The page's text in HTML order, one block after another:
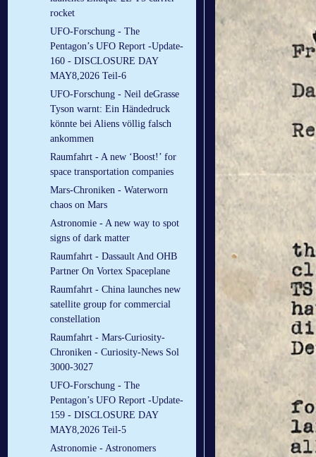
rocket
UFO-Forschung - The
Pentagon’s UFO Report -Update-
160 - DISCLOSURE DAY
MAY8,2026 Teil-6
UFO-Forschung - Neil deGrasse
Tyson warnt: Ein Händedruck
könnte bei Aliens völlig falsch
ankommen
Raumfahrt - A new ‘Boost!’ for
space transportation companies
Mars-Chroniken - Waterworn
chaos on Mars
Astronomie - A new way to spot
signs of dark matter
Raumfahrt - Dassault And OHB
Partner On Vortex Spaceplane
Raumfahrt - China launches new
satellite group for commercial
constellation
Raumfahrt - Mars-Curiosity-
Chroniken - Curiosity-News Sol
3000-3027
UFO-Forschung - The
Pentagon’s UFO Report -Update-
159 - DISCLOSURE DAY
MAY8,2026 Teil-5
Astronomie - Astronomers